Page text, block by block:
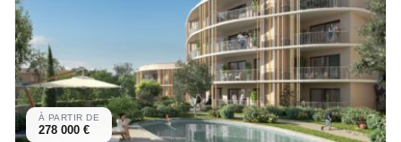
À PARTIR DE
278 000 €